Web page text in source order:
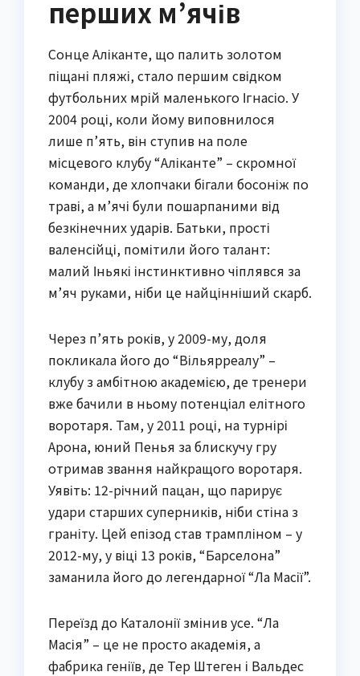
перших м’ячів
Сонце Аліканте, що палить золотом
піщані пляжі, стало першим свідком
футбольних мрій маленького Ігнасіо. У
2004 році, коли йому виповнилося
лише п’ять, він ступив на поле
місцевого клубу “Аліканте” – скромної
команди, де хлопчаки бігали босоніж по
траві, а м’ячі були пошарпаними від
безкінечних ударів. Батьки, прості
валенсійці, помітили його талант:
малий Іньякі інстинктивно чіплявся за
м’яч руками, ніби це найцінніший скарб.
Через п’ять років, у 2009-му, доля
покликала його до “Вільярреалу” –
клубу з амбітною академією, де тренери
вже бачили в ньому потенціал елітного
воротаря. Там, у 2011 році, на турнірі
Арона, юний Пенья за блискучу гру
отримав звання найкращого воротаря.
Уявіть: 12-річний пацан, що парирує
удари старших суперників, ніби стіна з
граніту. Цей епізод став трампліном – у
2012-му, у віці 13 років, “Барселона”
заманила його до легендарної “Ла Масії”.
Переїзд до Каталонії змінив усе. “Ла
Масія” – це не просто академія, а
фабрика геніїв, де Тер Штеген і Вальдес